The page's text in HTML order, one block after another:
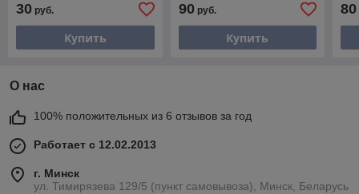
30 руб.
Купить
90руб.
Купить
80
О нас
100% положительных из 6 отзывов за год
Работает с 12.02.2013
г. Минск
ул. Тимирязева 129/5 (пункт самовывоза), Минск, Беларусь